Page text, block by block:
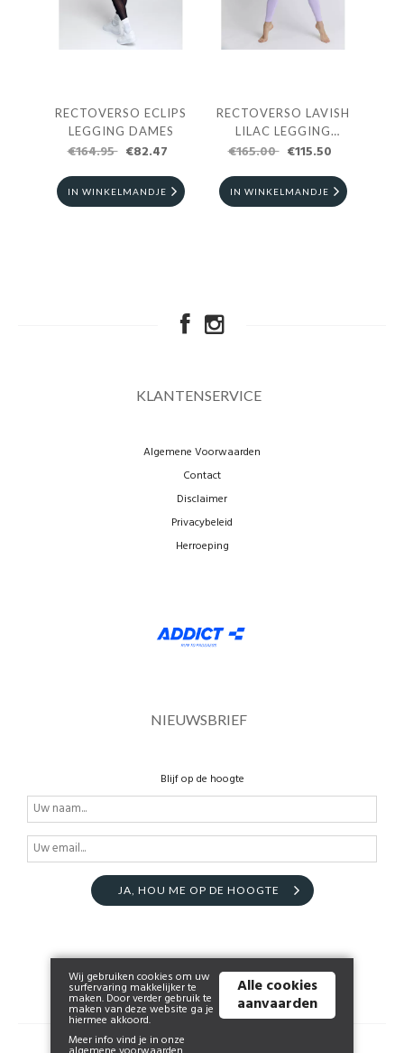
RECTOVERSO ECLIPS
LEGGING DAMES
€164.95 €82.47
IN WINKELMANDJE
RECTOVERSO LAVISH
LILAC LEGGING
DAMES
€165.00 €115.50
IN WINKELMANDJE
KLANTENSERVICE
Algemene Voorwaarden
Contact
Disclaimer
Privacybeleid
Herroeping
NIEUWSBRIEF
Blijf op de hoogte
JA, HOU ME OP DE HOOGTE
© 2026 shop.addict.be | Powered by
Wij gebruiken cookies om uw
surfervaring makkelijker te
maken. Door verder gebruik te
maken van deze website ga je
hiermee akkoord.
Meer info vind je in onze
Alle cookies
aanvaarden